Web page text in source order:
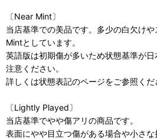
〔Near Mint〕
当店基準での美品です。多少の白欠け
Mintとしています。
英語版は初期傷が多いため状態基準が
注意ください。
詳しくは状態表記のページをご参照くだ
〔Lightly Played〕
当店基準でやや傷アリの商品です。
表面にやや目立つ傷がある場合や小さ